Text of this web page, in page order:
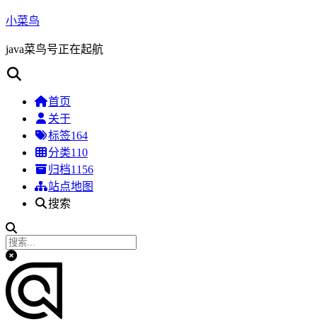
小菜鸟
java菜鸟号正在起航
首页
关于
标签164
分类110
归档1156
站点地图
搜索